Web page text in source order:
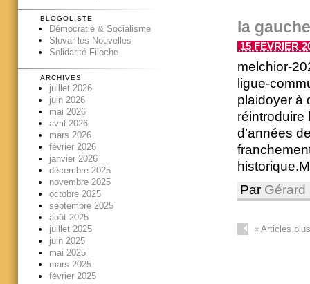
la
15 FÉVRIER
melchior-
ligue-
plaidoyer à
réintroduire
d’années
Par Gérard
«Articles
BLOGOLISTE
Démocratie & Socialisme
Slovar les Nouvelles
Solidarité Filoche
ARCHIVES
juillet 2026
juin 2026
mai 2026
avril 2026
mars 2026
février 2026
janvier 2026
décembre 2025
novembre 2025
octobre 2025
septembre 2025
août 2025
juillet 2025
juin 2025
mai 2025
mars 2025
février 2025